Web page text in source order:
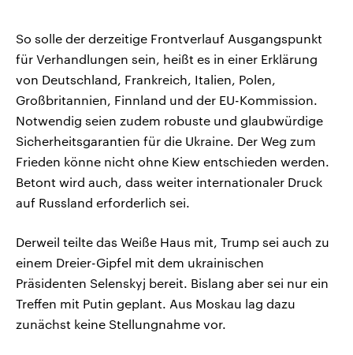
So solle der derzeitige Frontverlauf Ausgangspunkt
für Verhandlungen sein, heißt es in einer Erklärung
von Deutschland, Frankreich, Italien, Polen,
Großbritannien, Finnland und der EU-Kommission.
Notwendig seien zudem robuste und glaubwürdige
Sicherheitsgarantien für die Ukraine. Der Weg zum
Frieden könne nicht ohne Kiew entschieden werden.
Betont wird auch, dass weiter internationaler Druck
auf Russland erforderlich sei.
Derweil teilte das Weiße Haus mit, Trump sei auch zu
einem Dreier-Gipfel mit dem ukrainischen
Präsidenten Selenskyj bereit. Bislang aber sei nur ein
Treffen mit Putin geplant. Aus Moskau lag dazu
zunächst keine Stellungnahme vor.